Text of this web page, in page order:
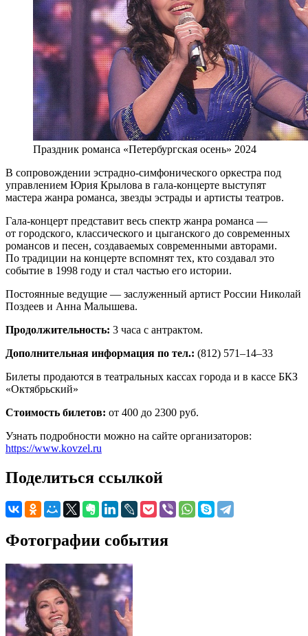
Праздник романса «Петербургская осень» 2024
В сопровождении эстрадно-симфонического оркестра под
управлением Юрия Крылова в гала-концерте выступят
мастера жанра романса, звезды эстрады и артисты театров.
Гала-концерт представит весь спектр жанра романса —
от городского, классического и цыганского до современных
романсов и песен, создаваемых современными авторами.
По традиции на концерте вспомнят тех, кто создавал это
событие в 1998 году и стал частью его истории.
Постоянные ведущие — заслуженный артист России Николай
Поздеев и Анна Малышева.
Продолжительность: 3 часа с антрактом.
Дополнительная информация по тел.: (812) 571–14–33
Билеты продаются в театральных кассах города и в кассе БКЗ
«Октябрьский»
Стоимость билетов: от 400 до 2300 руб.
Узнать подробности можно на сайте организаторов:
https://www.kovzel.ru
Поделиться ссылкой
Фотографии события